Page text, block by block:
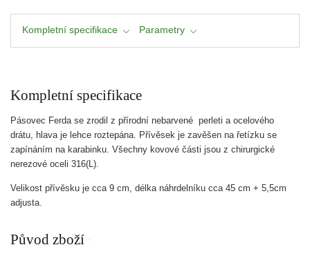
Kompletní specifikace Parametry
Kompletní specifikace
Pásovec Ferda se zrodil z přírodní nebarvené perleti a ocelového
drátu, hlava je lehce roztepána. Přívěsek je zavěšen na řetízku se
zapínáním na karabinku. Všechny kovové části jsou z chirurgické
nerezové oceli 316(L).
Velikost přívěsku je cca 9 cm, délka náhrdelníku cca 45 cm + 5,5cm
adjusta.
Původ zboží